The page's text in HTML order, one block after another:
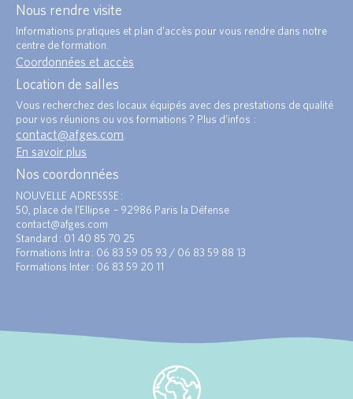
Nous rendre visite
Informations pratiques et plan d’accès pour vous rendre dans notre
centre de formation.
Coordonnées et accès
Location de salles
Vous recherchez des locaux équipés avec des prestations de qualité
pour vos réunions ou vos formations ? Plus d’infos :
contact@afges.com
En savoir plus
Nos coordonnées
NOUVELLE ADRESSSE :
50, place de l’Ellipse – 92986 Paris la Défense
contact@afges.com
Standard : 01 40 85 70 25
Formations Intra : 06 83 59 05 93 / 06 83 59 88 13
Formations Inter : 06 83 59 20 11